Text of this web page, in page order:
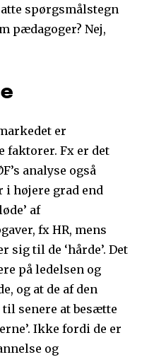
spørgsmålstegn
pædagoger? Nej,
er
faktorer. Fx er det
analyse også
højere grad end
af
fx HR, mens
sig til de ‘hårde’. Det
på ledelsen og
og at de af den
senere at besætte
Ikke fordi de er
og